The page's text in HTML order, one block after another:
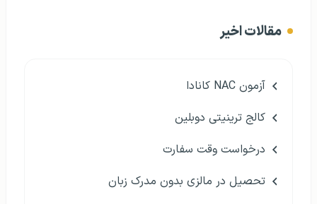
مقالات اخیر
آزمون NAC کانادا
کالج ترینیتی دوبلین
درخواست وقت سفارت
تحصیل در مالزی بدون مدرک زبان